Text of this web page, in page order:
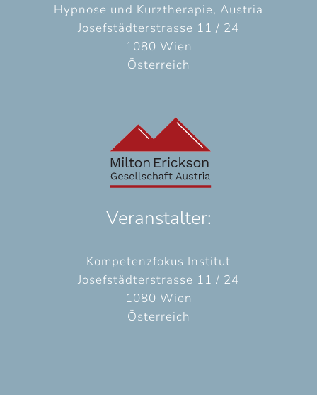
Hypnose und Kurztherapie, Austria
Josefstädterstrasse 11 / 24
1080 Wien
Österreich
Veranstalter:
Kompetenzfokus Institut
Josefstädterstrasse 11 / 24
1080 Wien
Österreich